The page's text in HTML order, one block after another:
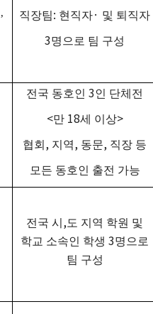
’
직장팀: 현직자· 및 퇴직자
3명으로 팀 구성
전국 동호인 3인 단체전
<만 18세 이상>
협회 , 지역, 동문, 직장 등
모든 동호인 출전 가능
전국 시 ,도 지역 학원 및
학교 소속인 학생 3명으로
팀 구성